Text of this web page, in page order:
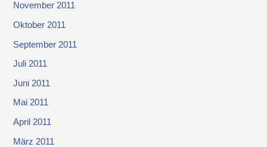
November 2011
Oktober 2011
September 2011
Juli 2011
Juni 2011
Mai 2011
April 2011
März 2011